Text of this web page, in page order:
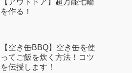
を作る！
【空き缶BBQ】空き缶を使
ってご飯を炊く方法！コツ
を伝授します！